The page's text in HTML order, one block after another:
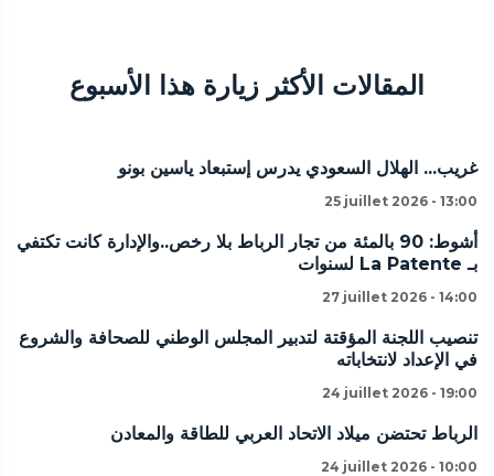
المقالات الأكثر زيارة هذا الأسبوع
غريب... الهلال السعودي يدرس إستبعاد ياسين بونو
25 juillet 2026 - 13:00
أشوط: 90 بالمئة من تجار الرباط بلا رخص..والإدارة كانت تكتفي
بـ La Patente لسنوات
27 juillet 2026 - 14:00
تنصيب اللجنة المؤقتة لتدبير المجلس الوطني للصحافة والشروع
في الإعداد لانتخاباته
24 juillet 2026 - 19:00
الرباط تحتضن ميلاد الاتحاد العربي للطاقة والمعادن
24 juillet 2026 - 10:00